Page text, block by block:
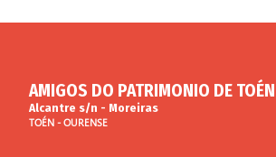
AMIGOS DO PATRIMONIO DE TOÉN
Alcantre s/n - Moreiras
TOÉN - OURENSE